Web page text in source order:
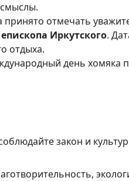
принято отмечать
Иркутского.
отдыха.
день хомяка
закон и